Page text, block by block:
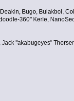
Bugo, Bulakbol,
360" Kerle,
"akabugeyes"